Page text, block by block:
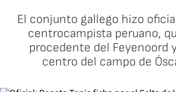
El conjunto gallego hizo
centrocampista peruano,
procedente del Feyenoord
centro del campo de